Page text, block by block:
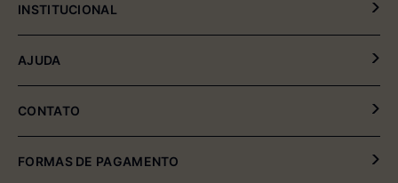
INSTITUCIONAL
Política de Entrega e Devolução
AJUDA
Fale Conosco
CONTATO
(54) 2102-4000 (08:00hrs às 17:30hrs)
FORMAS DE PAGAMENTO